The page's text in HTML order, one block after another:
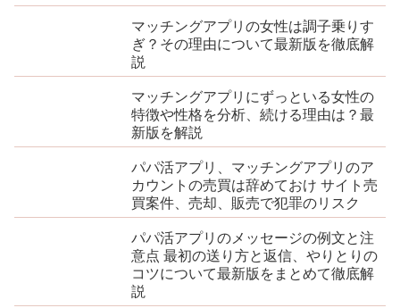
マッチングアプリの女性は調子乗りす
ぎ？その理由について最新版を徹底解
説
マッチングアプリにずっといる女性の
特徴や性格を分析、続ける理由は？最
新版を解説
パパ活アプリ、マッチングアプリのア
カウントの売買は辞めておけ サイト売
買案件、売却、販売で犯罪のリスク
パパ活アプリのメッセージの例文と注
意点 最初の送り方と返信、やりとりの
コツについて最新版をまとめて徹底解
説